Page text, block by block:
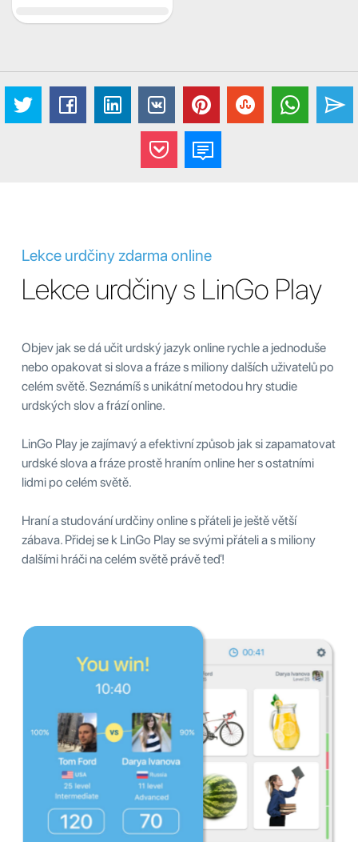
Lekce urdčiny zdarma online
Lekce urdčiny s LinGo Play
Objev jak se dá učit urdský jazyk online rychle a jednoduše
nebo opakovat si slova a fráze s miliony dalších uživatelů po
celém světě. Seznámíš s unikátní metodou hry studie
urdských slov a frází online.
LinGo Play je zajímavý a efektivní způsob jak si zapamatovat
urdské slova a fráze prostě hraním online her s ostatními
lidmi po celém světě.
Hraní a studování urdčiny online s přáteli je ještě větší
zábava. Přidej se k LinGo Play se svými přáteli a s miliony
dalšími hráči na celém světě právě teď!